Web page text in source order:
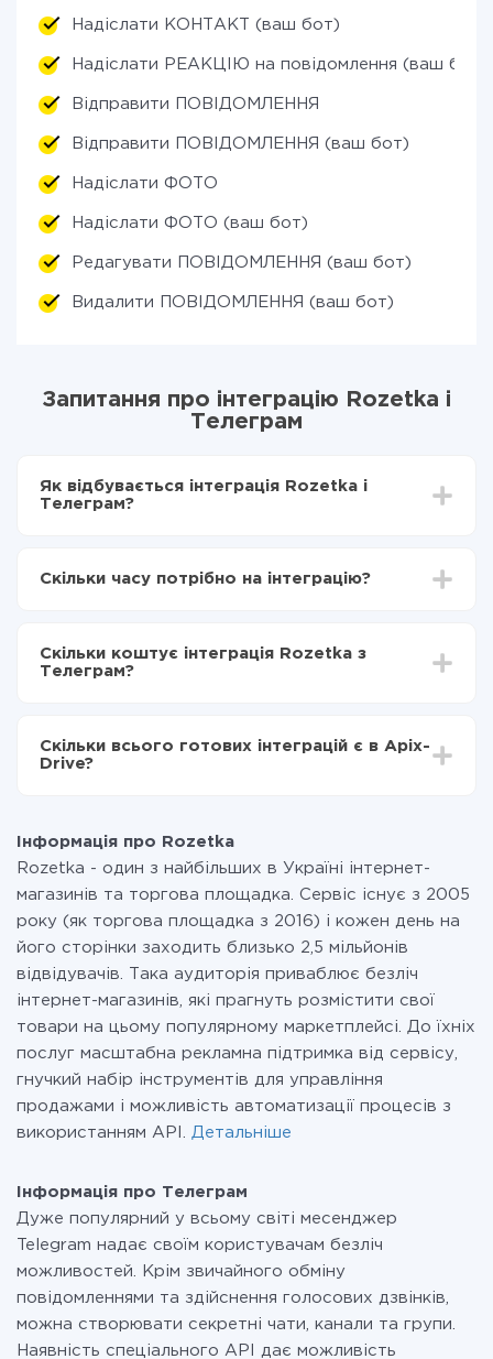
Надіслати КОНТАКТ (ваш бот)
Надіслати РЕАКЦІЮ на повідомлення (ваш бот)
Відправити ПОВІДОМЛЕННЯ
Відправити ПОВІДОМЛЕННЯ (ваш бот)
Надіслати ФОТО
Надіслати ФОТО (ваш бот)
Редагувати ПОВІДОМЛЕННЯ (ваш бот)
Видалити ПОВІДОМЛЕННЯ (ваш бот)
Запитання про інтеграцію Rozetka і
Телеграм
Як відбувається інтеграція Rozetka і
Телеграм?
Вибираєте які дані передавати з Rozetka в
Тепер дані будуть автоматично передаватися з
Rozetka в Телеграм
Скільки часу потрібно на інтеграцію?
становити від 5-ти до 30-хвилин. У середньому
налаштування займає 10-15 хвилин.
Скільки коштує інтеграція Rozetka з
Телеграм?
Ви оплачуєте лише кількість даних, які за фактом
передаються з однієї вашої системи в іншу через
при необхідності. Детальніше про
Скільки всього готових інтеграцій є в Apix-
Drive?
Інформація про Rozetka
Rozetka - один з найбільших в Україні інтернет-
магазинів та торгова площадка. Сервіс існує з 2005
року (як торгова площадка з 2016) і кожен день на
його сторінки заходить близько 2,5 мільйонів
відвідувачів. Така аудиторія приваблює безліч
інтернет-магазинів, які прагнуть розмістити свої
товари на цьому популярному маркетплейсі. До їхніх
послуг масштабна рекламна підтримка від сервісу,
гнучкий набір інструментів для управління
продажами і можливість автоматизації процесів з
використанням API. Детальніше
Інформація про Телеграм
Дуже популярний у всьому світі месенджер
Telegram надає своїм користувачам безліч
можливостей. Крім звичайного обміну
повідомленнями та здійснення голосових дзвінків,
можна створювати секретні чати, канали та групи.
Наявність спеціального API дає можливість